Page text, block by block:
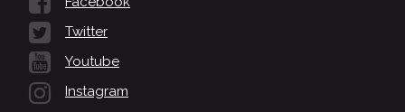
Twitter
Youtube
Instagram